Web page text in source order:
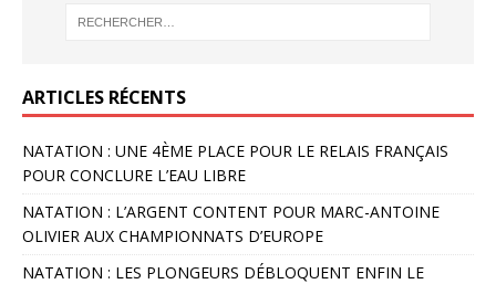
ARTICLES RÉCENTS
NATATION : UNE 4ÈME PLACE POUR LE RELAIS FRANÇAIS
POUR CONCLURE L’EAU LIBRE
NATATION : L’ARGENT CONTENT POUR MARC-ANTOINE
OLIVIER AUX CHAMPIONNATS D’EUROPE
NATATION : LES PLONGEURS DÉBLOQUENT ENFIN LE